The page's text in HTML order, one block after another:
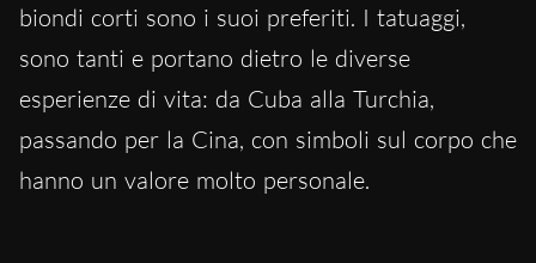
biondi corti sono i suoi preferiti. I tatuaggi,
sono tanti e portano dietro le diverse
esperienze di vita: da Cuba alla Turchia,
passando per la Cina, con simboli sul corpo che
hanno un valore molto personale.